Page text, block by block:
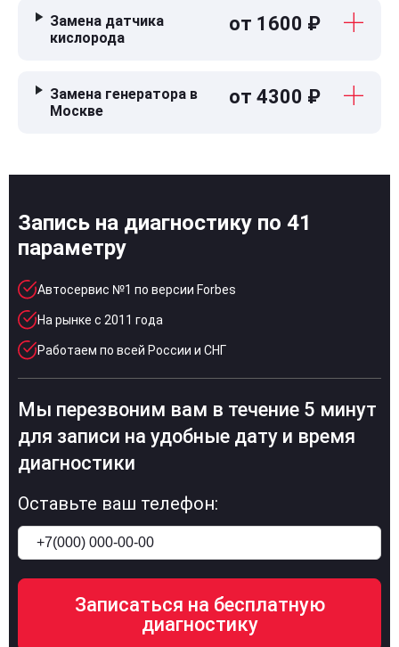
Замена датчика
кислорода
от 1600 ₽
Замена генератора в
Москве
от 4300 ₽
Запись на диагностику по 41
параметру
Автосервис №1 по версии Forbes
На рынке с 2011 года
Работаем по всей России и СНГ
Мы перезвоним вам в течение 5 минут
для записи на удобные дату и время
диагностики
Оставьте ваш телефон: